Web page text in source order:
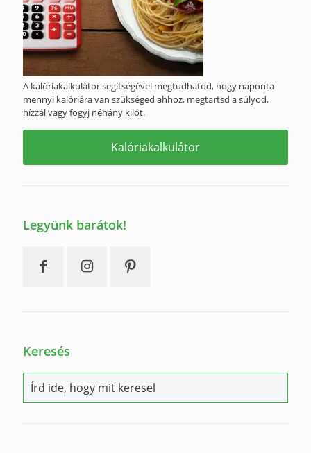
A kalóriakalkulátor segítségével megtudhatod, hogy naponta
mennyi kalóriára van szükséged ahhoz, megtartsd a súlyod,
hízzál vagy fogyj néhány kilót.
Kalóriakalkulátor
Legyünk barátok!
Keresés